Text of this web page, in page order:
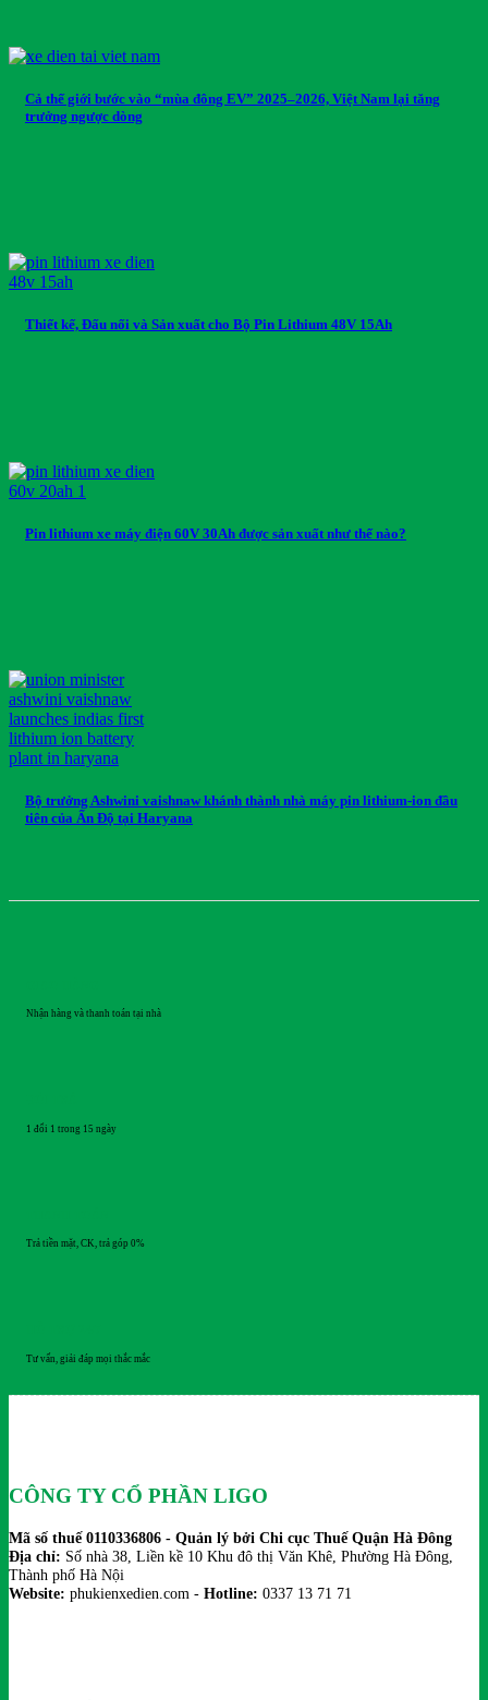
Cả thế giới bước vào “mùa đông EV” 2025–2026, Việt Nam lại tăng
trưởng ngược dòng
Thiết kế, Đấu nối và Sản xuất cho Bộ Pin Lithium 48V 15Ah
Pin lithium xe máy điện 60V 30Ah được sản xuất như thế nào?
Bộ trưởng Ashwini vaishnaw khánh thành nhà máy pin lithium-ion đầu
tiên của Ấn Độ tại Haryana
Nhận hàng và thanh toán tại nhà
1 đổi 1 trong 15 ngày
Trả tiền mặt, CK, trả góp 0%
Tư vấn, giải đáp mọi thắc mắc
CÔNG TY CỔ PHẦN LIGO
Mã số thuế 0110336806 - Quản lý bởi Chi cục Thuế Quận Hà Đông
Địa chỉ: Số nhà 38, Liền kề 10 Khu đô thị Văn Khê, Phường Hà Đông,
Thành phố Hà Nội
Website: phukienxedien.com - Hotline: 0337 13 71 71